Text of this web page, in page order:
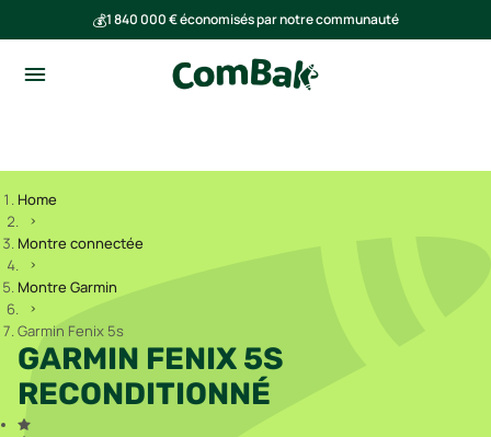
💰1 840 000 € économisés par notre communauté
Home
Montre connectée
Montre Garmin
Garmin Fenix 5s
GARMIN FENIX 5S
RECONDITIONNÉ